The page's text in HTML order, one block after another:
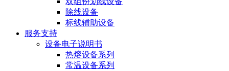
除线设备
标线辅助设备
服务支持
设备电子说明书
热熔设备系列
常温设备系列